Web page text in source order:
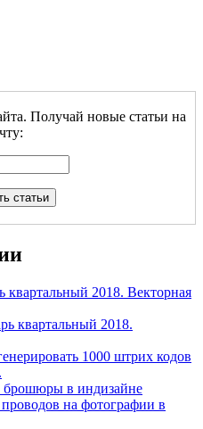
Получай новые статьи на
квартальный 2018. Векторная
квартальный 2018.
1000 штрих кодов
брошюры в индизайне
на фотографии в